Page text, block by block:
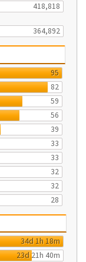
418,818
364,892
95
82
59
56
39
33
33
32
32
28
34d 1h 18m
23d 21h 40m